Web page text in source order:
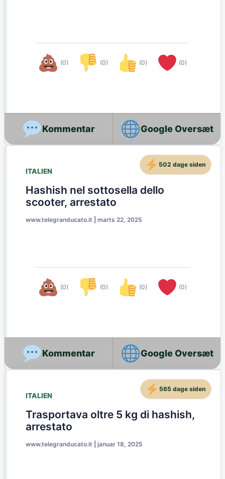
(0) (0) (0) (0)
Google Oversæt
ITALIEN
Hashish nel sottosella dello
scooter, arrestato
www.telegranducato.it marts 22, 2025
(0) (0) (0) (0)
502 dage siden
Google Oversæt
ITALIEN
Trasportava oltre 5 kg di hashish,
arrestato
www.telegranducato.it januar 18, 2025
565 dage siden